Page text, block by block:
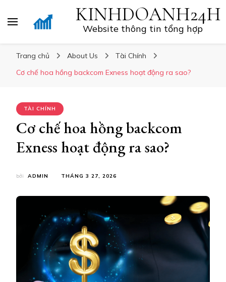
KINHDOANH24H
Website thông tin tổng hợp
Trang chủ About Us
Tài Chính
Cơ chế hoa hồng backcom Exness hoạt động ra sao?
TÀI CHÍNH
Cơ chế hoa hồng backcom
Exness hoạt động ra sao?
bởi ADMIN THÁNG 3 27, 2026